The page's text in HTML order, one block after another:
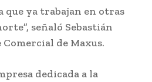
que ya trabajan en otras
señaló Sebastián
de Maxus.
dedicada a la